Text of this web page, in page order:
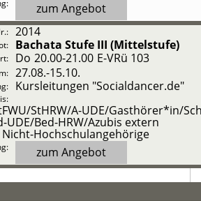
zum Angebot
2014
Bachata Stufe III (Mittelstufe)
Do 20.00-21.00 E-VRü 103
27.08.-15.10.
Kursleitungen "Socialdancer.de"
StHRW/A-UDE/Gasthörer*in/
UDE/Bed-HRW/Azubis extern
Hochschulangehörige
zum Angebot